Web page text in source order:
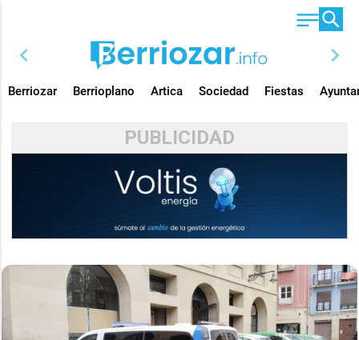
chevron_left chevron_right
Berriozar Berrioplano Artica Sociedad Fiestas
PUBLICIDAD